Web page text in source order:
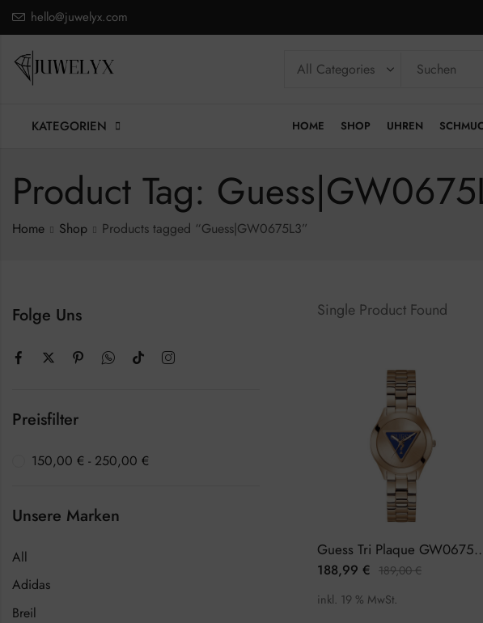
hello@juwelyx.com
KATEGORIEN HOME SHOP UHREN
Product Tag:
Home Shop Products tagged “Guess|GW0675L3”
Single Product Found
Guess Tri
188,99 € 189,00€
inkl. 19 % MwSt.
Folge Uns
Preisfilter
150,00 € - 250,00 €
Unsere Marken
All
Adidas
Breil